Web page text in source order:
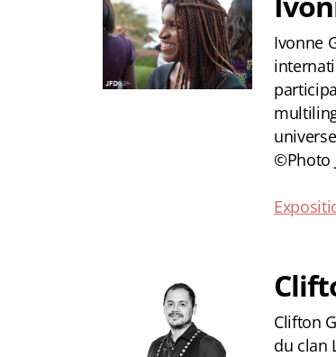
Ivonne
©Photo
Clifton
du clan